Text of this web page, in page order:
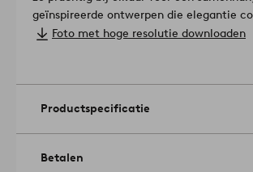
geïnspireerde ontwerpen die elegantie
Afmetingen: 45 x 45 cm.
droogtrommel op middelhoog vuur.
Droogkuis (alleen petroleum
Foto met hoge resolutie downloaden
Productspecificatie
Betalen